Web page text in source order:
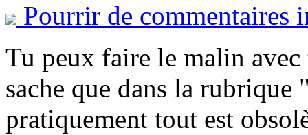
Pourrir de commentaires
Tu peux faire le malin avec
sache que dans la
pratiquement tout est